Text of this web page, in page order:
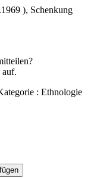
), Schenkung
auf.
: Ethnologie